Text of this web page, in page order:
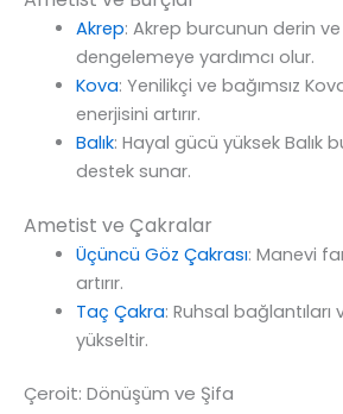
Akrep: Akrep burcunun derin
dengelemeye yardımcı olur.
Kova: Yenilikçi ve bağımsız
enerjisini artırır.
Balık: Hayal gücü yüksek Balık
destek sunar.
Ametist ve Çakralar
Üçüncü Göz Çakrası: Manevi
artırır.
Taç Çakra: Ruhsal
yükseltir.
Çeroit: Dönüşüm ve Şifa